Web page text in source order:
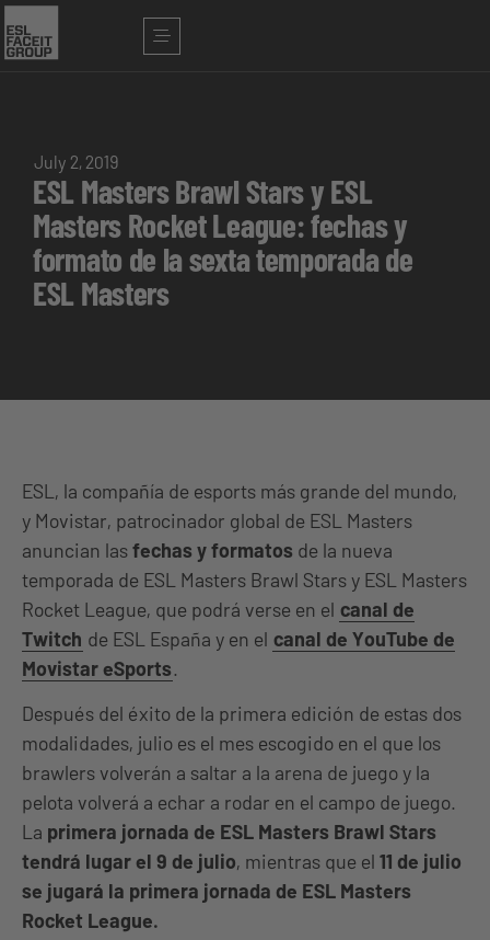
July 2, 2019
ESL Masters Brawl Stars y ESL
Masters Rocket League: fechas y
formato de la sexta temporada de
ESL Masters
ESL, la compañía de esports más grande del mundo,
y Movistar, patrocinador global de ESL Masters
anuncian lasfechas y formatos de la nueva
temporada de ESL Masters Brawl Stars y ESL Masters
Rocket League, que podrá verse en el canal de
Twitch de ESL España y en el canal de YouTube de
Movistar eSports.
Después del éxito de la primera edición de estas dos
modalidades, julio es el mes escogido en el que los
brawlers volverán a saltar a la arena de juego y la
pelota volverá a echar a rodar en el campo de juego.
La primera jornada de ESL Masters Brawl Stars
tendrá lugar el 9 de julio, mientras que el 11 de julio
se jugará la primera jornada de ESL Masters
Rocket League.